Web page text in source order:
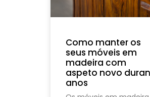
Como manter os
seus móveis em
madeira com
aspeto novo
anos